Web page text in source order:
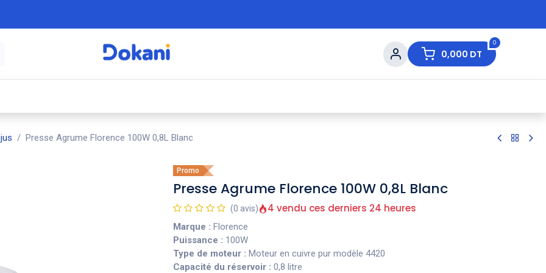
0
0,000 DT
Presse Agrume Florence 100W 0,8L Blanc
Promo
Presse Agrume Florence 100W 0,8L Blanc
(0 avis) 4 vendu ces derniers 24 heures
Marque : Florence
Puissance : 100W
Type de moteur : Moteur en cuivre pur modèle 4420
Capacité du réservoir : 0,8 litre